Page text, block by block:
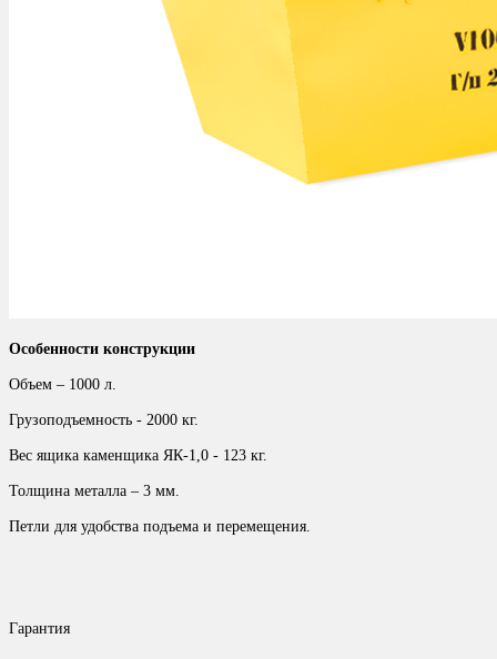
Особенности конструкции
Объем – 1000 л.
Грузоподъемность - 2000 кг.
Вес ящика каменщика ЯК-1,0 - 123 кг.
Толщина металла – 3 мм.
Петли для удобства подъема и перемещения.
Гарантия